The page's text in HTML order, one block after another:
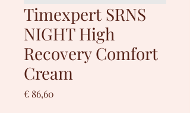
Timexpert SRNS
NIGHT High
Recovery Comfort
Cream
€ 86,60